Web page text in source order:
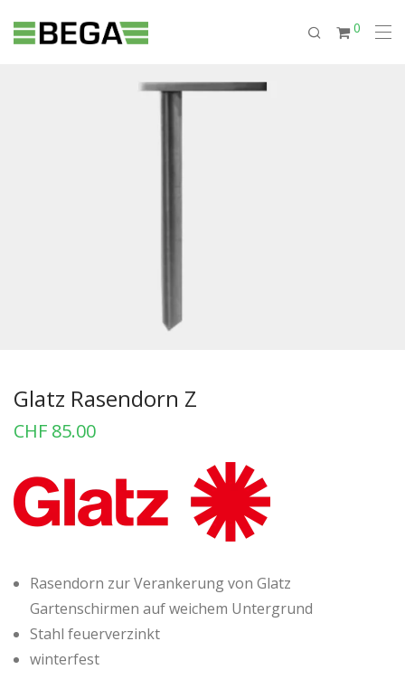
0
Glatz Rasendorn Z
CHF 85.00
Rasendorn zur Verankerung von Glatz
Gartenschirmen auf weichem Untergrund
Stahl feuerverzinkt
winterfest